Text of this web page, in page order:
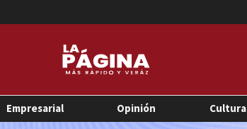
Empresarial Opinión Cultura